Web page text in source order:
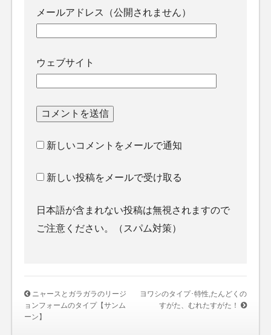
メールアドレス（公開されません）
ウェブサイト
新しいコメントをメールで通知
新しい投稿をメールで受け取る
日本語が含まれない投稿は無視されますので
ご注意ください。（スパム対策）
ニャースとガラガラのリージ
ョンフォームのタイプ【サンム
ーン】
ヨワシのタイプ･特性,たんどくの
すがた、むれたすがた！